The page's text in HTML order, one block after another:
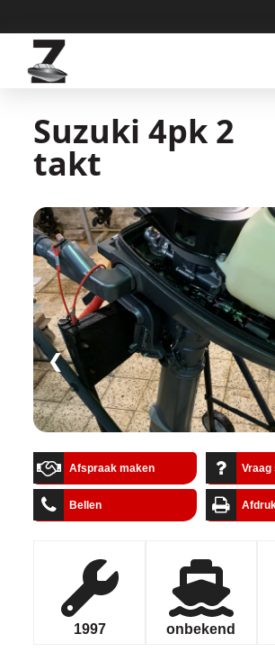
Suzuki 4pk 2
takt
❮
Afspraak maken Vraag
Bellen
1997 onbekend